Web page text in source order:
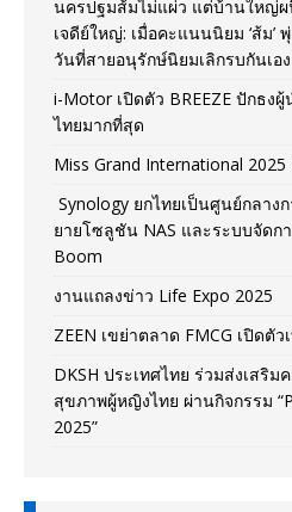
นครปฐมส้มไม่แผ่ว แต่บ้านใหญ่ผ
เจดีย์ใหญ่: เมื่อคะแนนนิยม ‘ส้ม’
วันที่สายอนุรักษ์นิยมเลิกรบกันเอง
i-Motor เปิดตัว BREEZE ปักธง
ไทยมากที่สุด
Miss Grand International
Synology ยกไทยเป็นศูนย์กลาง
ยายโซลูชัน NAS และระบบจัดก
Boom
งานแถลงข่าว Life Expo 2025
ZEEN เขย่าตลาด FMCG เปิดตั
DKSH ประเทศไทย ร่วมส่งเสริม
สุขภาพผู้หญิงไทย ผ่านกิจกรรม
2025”